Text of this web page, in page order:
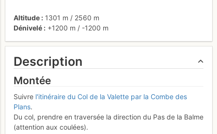
Altitude 1301 m / 2560 m
Dénivelé
+1200 m / -1200 m
Description
Montée
Suivre l'itinéraire du Col de la Valette par la Combe des
Plans.
Du col, prendre en traversée la direction du Pas de la Balme
(attention aux coulées).